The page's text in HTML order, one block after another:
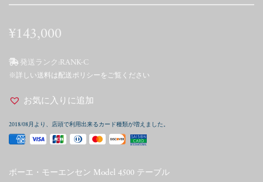
¥143,000
発送ランク: RANK-C
※詳しい送料は配送ポリシーをご覧ください
お気に入りに追加
2018/08月より、店頭で利用出来るカード種類が増えました。
ボーエ・モーエンセン Model 4500 テーブル